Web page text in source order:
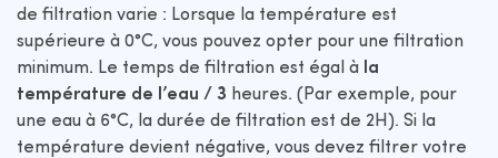
de filtration varie : Lorsque la température est
supérieure à 0°C, vous pouvez opter pour une filtration
minimum. Le temps de filtration est égal à la
température de l’eau / 3 heures. (Par exemple, pour
une eau à 6°C, la durée de filtration est de 2H). Si la
température devient négative, vous devez filtrer votre